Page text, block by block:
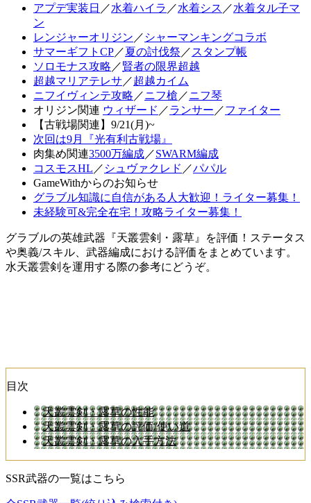
アプデ実装日 ／水着ハイラ ／水着シス ／水着タル子マ
ン
レンジャーオリジン ／ シャーマンキングコラボ
サマーギフトCP／夏の討伐祭 ／ スタンプ帳
ソロモナス攻略 ／賢者の限界超越
超越マリアテレサ ／超越カイム
ニフイヴィンテ攻略 ／ニフ槍 ／ニフ琴
オリジン関連 ウィザード ／ランサー ／ファイター
【古戦場関連】9/21(月)~
次回は9月『光有利古戦場』
肉集め関連3500万編成／SWARM編成
コスモスHL ／ シュヴァクレド ／パパル
GameWithからのお知らせ
グラブル知識に自信がある人大歓迎！ライター募集！
未経験可&完全在宅！攻略ライター募集！
グラブルの英雄武器『天叢雲剣・露草』を評価！ステータス
や奥義/スキル、武器編成における評価をまとめています。
水天叢雲剣を運用する際の参考にどうぞ。
目次
天叢雲剣・露草の性能
天叢雲剣・露草の評価/使い道
天叢雲剣・露草の入手方法
SSR武器の一覧はこちら